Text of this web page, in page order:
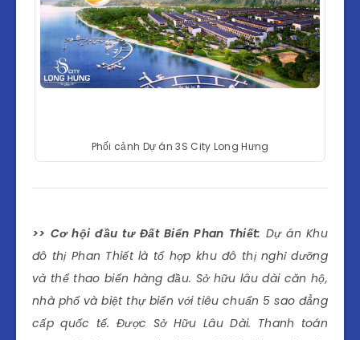
Phối cảnh Dự án 3S City Long Hưng
>> Cơ hội đầu tư Đất Biển Phan Thiết: Dự án Khu
đô thị Phan Thiết là tổ hợp khu đô thị nghỉ dưỡng
và thể thao biển hàng đầu. Sở hữu lâu dài căn hộ,
nhà phố và biệt thự biển với tiêu chuẩn 5 sao đẳng
cấp quốc tế. Được Sở Hữu Lâu Dài. Thanh toán